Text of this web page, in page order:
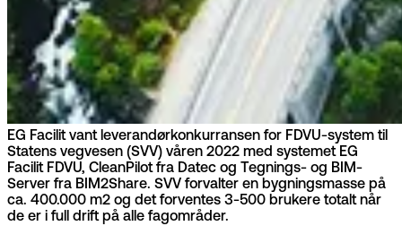
EG Facilit vant leverandørkonkurransen for FDVU-system til
Statens vegvesen (SVV) våren 2022 med systemet EG
Facilit FDVU, CleanPilot fra Datec og Tegnings- og BIM-
Server fra BIM2Share. SVV forvalter en bygningsmasse på
ca. 400.000 m2 og det forventes 3-500 brukere totalt når
de er i full drift på alle fagområder.